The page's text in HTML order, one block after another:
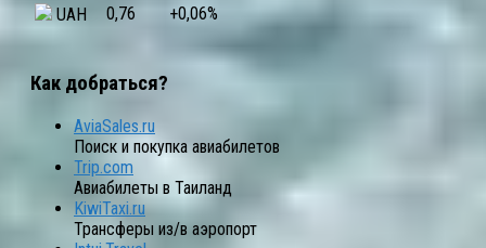
UAH
0,76 +0,06%
Как добраться?
AviaSales.ru
Поиск и покупка авиабилетов
Trip.com
Авиабилеты в Таиланд
KiwiTaxi.ru
Трансферы из/в аэропорт